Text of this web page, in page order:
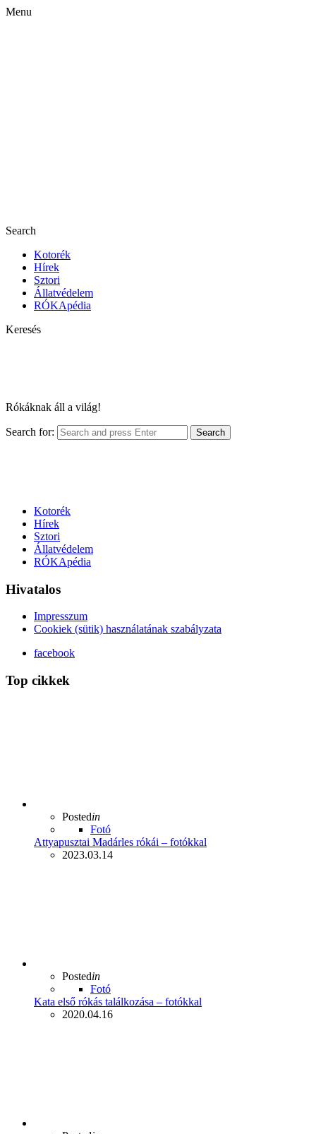
Menu
Search
Kotorék
Hírek
Sztori
Állatvédelem
RÓKApédia
Keresés
Rókáknak áll a világ!
Search for: Search
Kotorék
Hírek
Sztori
Állatvédelem
RÓKApédia
Hivatalos
Impresszum
Cookiek (sütik) használatának szabályzata
facebook
Top cikkek
Postedin
Fotó
Attyapusztai Madárles rókái – fotókkal
2023.03.14
Postedin
Fotó
Kata első rókás találkozása – fotókkal
2020.04.16